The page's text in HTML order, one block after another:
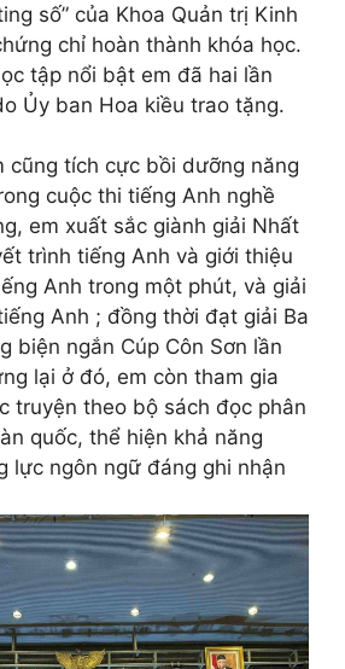
số” của Khoa Quản trị Kinh
chỉ hoàn thành khóa học.
tập nổi bật em đã hai lần
Ủy ban Hoa kiều trao tặng.
cũng tích cực bồi dưỡng năng
cuộc thi tiếng Anh nghề
em xuất sắc giành giải Nhất
trình tiếng Anh và giới thiệu
Anh trong một phút, và giải
Anh ; đồng thời đạt giải Ba
biện ngắn Cúp Côn Sơn lần
lại ở đó, em còn tham gia
truyện theo bộ sách đọc phân
quốc, thể hiện khả năng
lực ngôn ngữ đáng ghi nhận